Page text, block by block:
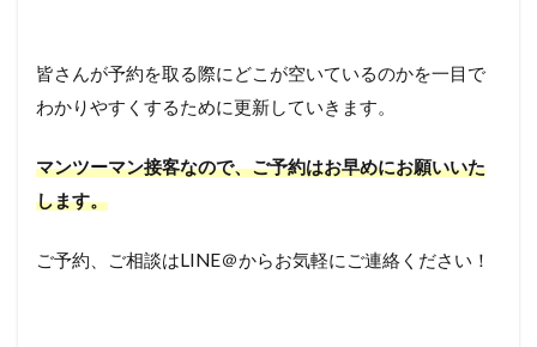
皆さんが予約を取る際にどこが空いているのかを一目で
わかりやすくするために更新していきます。
マンツーマン接客なので、ご予約はお早めにお願いいた
します。
ご予約、ご相談はLINE＠からお気軽にご連絡ください！